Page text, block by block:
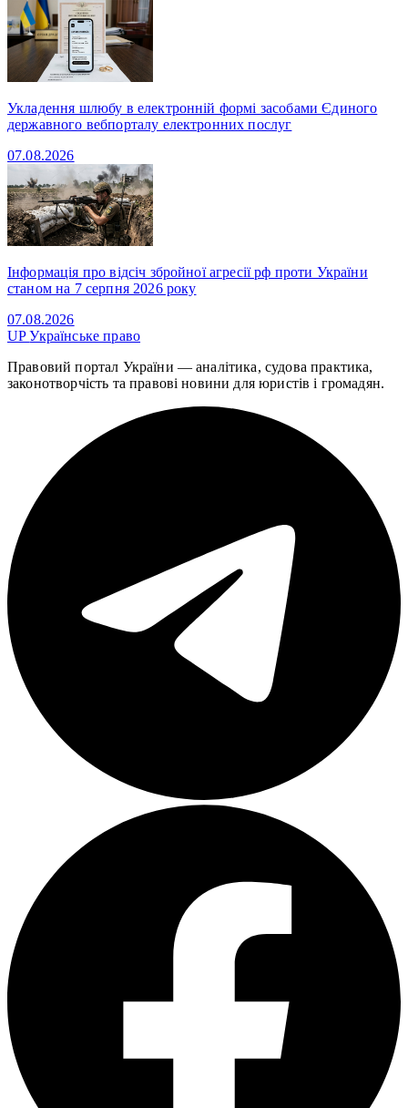
Укладення шлюбу в електронній формі засобами Єдиного
державного вебпорталу електронних послуг
07.08.2026
Інформація про відсіч збройної агресії рф проти України
станом на 7 серпня 2026 року
07.08.2026
UPУкраїнське право
Правовий портал України — аналітика, судова практика,
законотворчість та правові новини для юристів і громадян.